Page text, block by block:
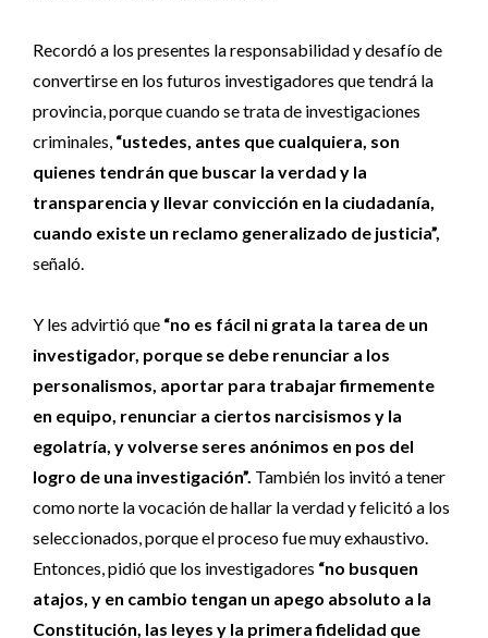
Recordó a los presentes la responsabilidad y desafío de
convertirse en los futuros investigadores que tendrá la
provincia, porque cuando se trata de investigaciones
criminales, “ustedes, antes que cualquiera, son
quienes tendrán que buscar la verdad y la
transparencia y llevar convicción en la ciudadanía,
cuando existe un reclamo generalizado de justicia”,
señaló.
Y les advirtió que “no es fácil ni grata la tarea de un
investigador, porque se debe renunciar a los
personalismos, aportar para trabajar firmemente
en equipo, renunciar a ciertos narcisismos y la
egolatría, y volverse seres anónimos en pos del
logro de una investigación”. También los invitó a tener
como norte la vocación de hallar la verdad y felicitó a los
seleccionados, porque el proceso fue muy exhaustivo.
Entonces, pidió que los investigadores “no busquen
atajos, y en cambio tengan un apego absoluto a la
Constitución, las leyes y la primera fidelidad que